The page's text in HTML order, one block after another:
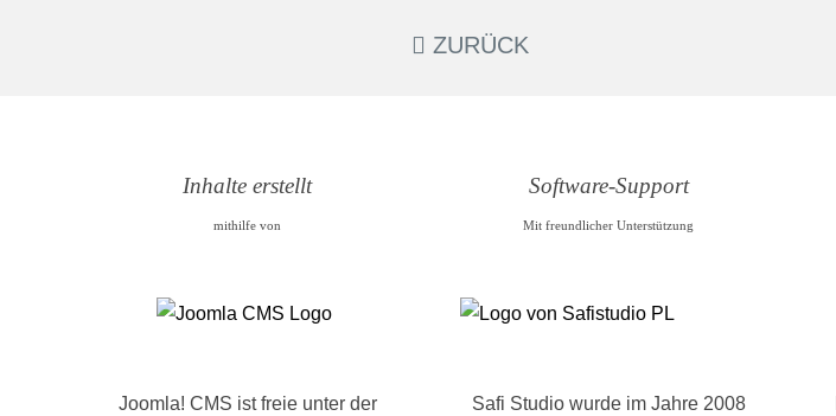
ZURÜCK
Inhalte erstellt
mithilfe von
Joomla! CMS ist freie unter der
Software-Support
Mit freundlicher Unterstützung
Safi Studio wurde im Jahre 2008